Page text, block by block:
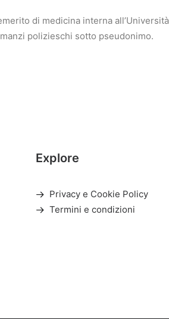
di medicina interna
polizieschi sotto pseudonimo.
Explore
Privacy e Cookie Policy
Termini e condizioni